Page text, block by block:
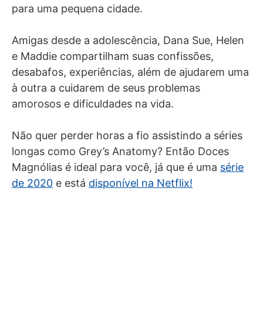
para uma pequena cidade.
Amigas desde a adolescência, Dana Sue, Helen
e Maddie compartilham suas confissões,
desabafos, experiências, além de ajudarem uma
à outra a cuidarem de seus problemas
amorosos e dificuldades na vida.
Não quer perder horas a fio assistindo a séries
longas como Grey’s Anatomy? Então Doces
Magnólias é ideal para você, já que é uma série
de 2020 e está disponível na Netflix!